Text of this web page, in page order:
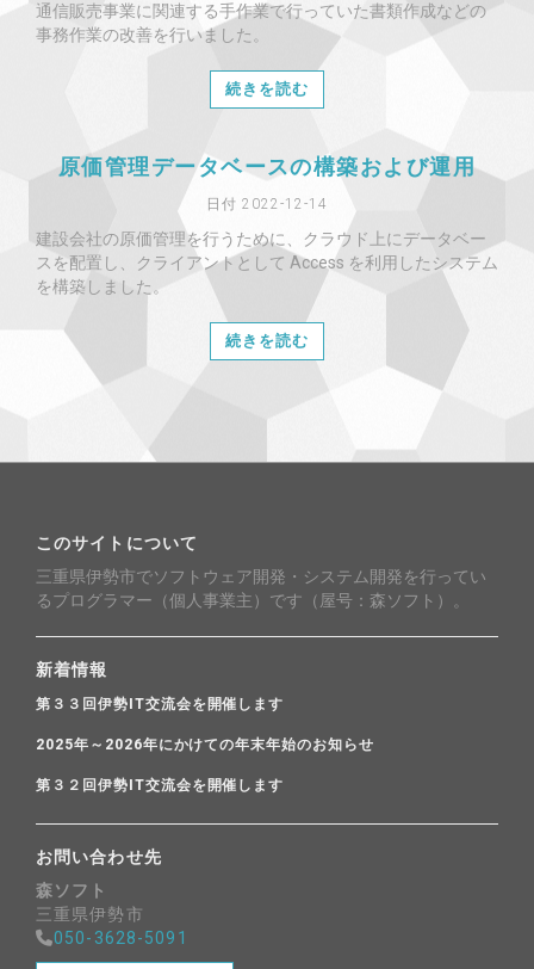
通信販売事業に関連する手作業で行っていた書類作成などの
事務作業の改善を行いました。
続きを読む
原価管理データベースの構築および運用
日付 2022-12-14
建設会社の原価管理を行うために、クラウド上にデータベー
スを配置し、クライアントとして Access を利用したシステム
を構築しました。
続きを読む
このサイトについて
三重県伊勢市でソフトウェア開発・システム開発を行ってい
るプログラマー（個人事業主）です（屋号：森ソフト）。
新着情報
第３３回伊勢IT交流会を開催します
2025年～2026年にかけての年末年始のお知らせ
第３２回伊勢IT交流会を開催します
お問い合わせ先
森ソフト
三重県伊勢市
050-3628-5091